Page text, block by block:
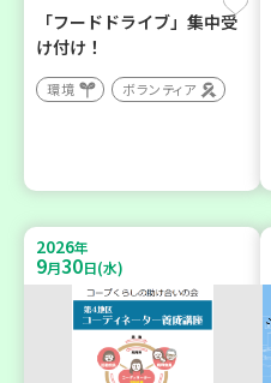
「フードドライブ」集中受
け付け！
環境 ボランティア
2026年
9月30日(水)